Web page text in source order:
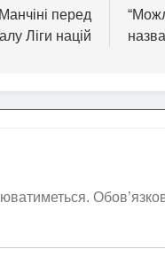
перед
Ліги націй